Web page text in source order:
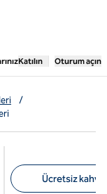
,Yeni bir sekme
Katılın Oturum açın
/
Ücretsiz